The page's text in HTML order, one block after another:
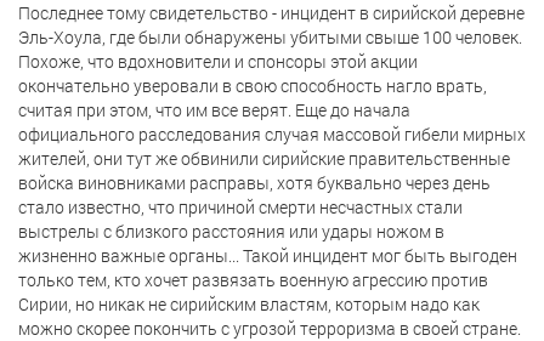
Последнее тому свидетельство - инцидент в сирийской деревне
Эль-Хоула, где были обнаружены убитыми свыше 100 человек.
Похоже, что вдохновители и спонсоры этой акции
окончательно уверовали в свою способность нагло врать,
считая при этом, что им все верят. Еще до начала
официального расследования случая массовой гибели мирных
жителей, они тут же обвинили сирийские правительственные
войска виновниками расправы, хотя буквально через день
стало известно, что причиной смерти несчастных стали
выстрелы с близкого расстояния или удары ножом в
жизненно важные органы... Такой инцидент мог быть выгоден
только тем, кто хочет развязать военную агрессию против
Сирии, но никак не сирийским властям, которым надо как
можно скорее покончить с угрозой терроризма в своей стране.